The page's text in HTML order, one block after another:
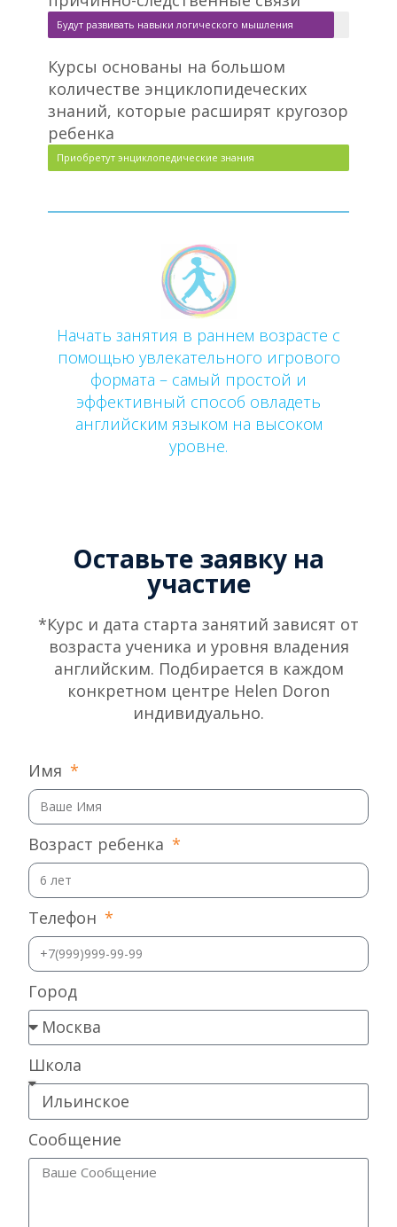
Будут развивать навыки логического мышления
Курсы основаны на большом
количестве энциклопидеческих
знаний, которые расширят кругозор
ребенка
Приобретут энциклопедические знания
Начать занятия в раннем возрасте с
помощью увлекательного игрового
формата – самый простой и
эффективный способ овладеть
английским языком на высоком
уровне.
Оставьте заявку на
участие
*Курс и дата старта занятий зависят от
возраста ученика и уровня владения
английским. Подбирается в каждом
конкретном центре Helen Doron
индивидуально.
Имя
Возраст ребенка
Телефон
Город
Школа
Сообщение